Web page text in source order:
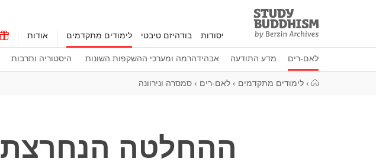
Study
Buddhism
Home
יסודות בודהיזם טיבטי לימודים מתקדמים
לאם-רים מדע התודעה אבהידהרמה ומערכי ההשקפות השונות. היסטוריה ותרבות
אודות
› לימודים מתקדמים › לאם-רים › סמסרה ונירוונה
ההחלטה